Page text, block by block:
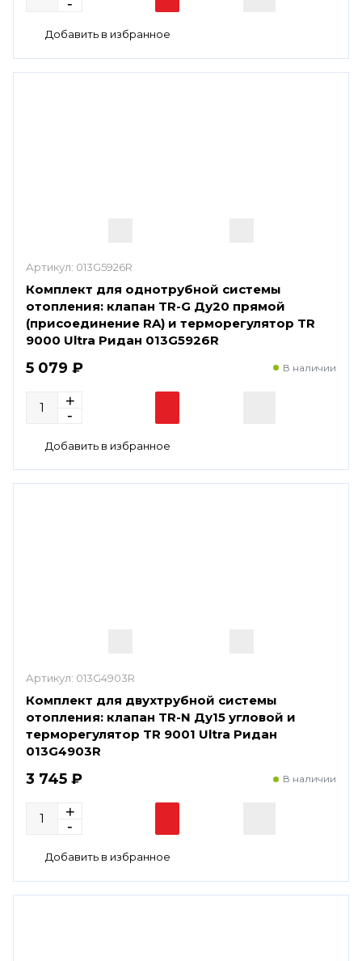
Артикул: 013G5926R
Комплект для однотрубной системы
отопления: клапан TR-G Ду20 прямой
(присоединение RA) и терморегулятор TR
9000 Ultra Ридан 013G5926R
5 079 ₽ В наличии
Артикул: 013G4903R
Комплект для двухтрубной системы
отопления: клапан TR-N Ду15 угловой и
терморегулятор TR 9001 Ultra Ридан
013G4903R
3 745 ₽ В наличии